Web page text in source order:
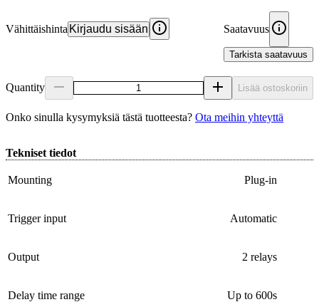
Vähittäishinta Kirjaudu sisään Saatavuus
Tarkista saatavuus
Quantity Lisää ostoskoriin
Onko sinulla kysymyksiä tästä tuotteesta? Ota meihin yhteyttä
Tekniset tiedot
Mounting Plug-in
Trigger input Automatic
Output 2 relays
Delay time range Up to 600s